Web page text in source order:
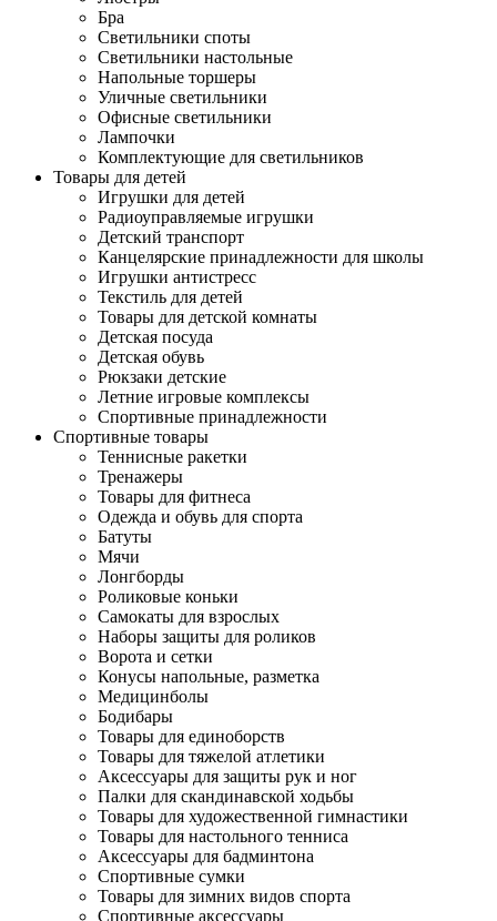
Бра
Светильники споты
Светильники настольные
Напольные торшеры
Уличные светильники
Офисные светильники
Лампочки
Комплектующие для светильников
Товары для детей
Игрушки для детей
Радиоуправляемые игрушки
Детский транспорт
Канцелярские принадлежности для школы
Игрушки антистресс
Текстиль для детей
Товары для детской комнаты
Детская посуда
Детская обувь
Рюкзаки детские
Летние игровые комплексы
Спортивные принадлежности
Спортивные товары
Теннисные ракетки
Тренажеры
Товары для фитнеса
Одежда и обувь для спорта
Батуты
Мячи
Лонгборды
Роликовые коньки
Самокаты для взрослых
Наборы защиты для роликов
Ворота и сетки
Конусы напольные, разметка
Медицинболы
Бодибары
Товары для единоборств
Товары для тяжелой атлетики
Аксессуары для защиты рук и ног
Палки для скандинавской ходьбы
Товары для художественной гимнастики
Товары для настольного тенниса
Аксессуары для бадминтона
Спортивные сумки
Товары для зимних видов спорта
Спортивные аксессуары